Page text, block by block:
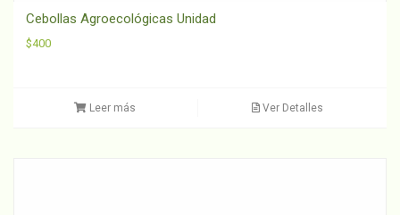
Cebollas Agroecológicas Unidad
$400
Leer más Ver Detalles